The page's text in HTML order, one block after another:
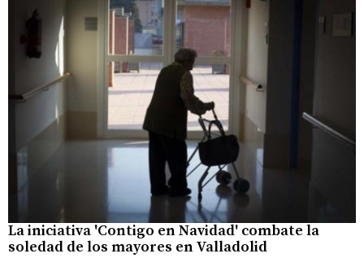
La iniciativa 'Contigo en Navidad' combate la
soledad de los mayores en Valladolid